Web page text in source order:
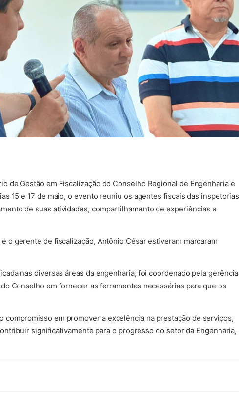
de Gestão em Fiscalização do Conselho Regional de Engenharia e
15 e 17 de maio, o evento reuniu os agentes fiscais das inspetorias
de suas atividades, compartilhamento de experiências e
o gerente de fiscalização, Antônio César estiveram marcaram
nas diversas áreas da engenharia, foi coordenado pela gerência
Conselho em fornecer as ferramentas necessárias para que os
compromisso em promover a excelência na prestação de serviços,
significativamente para o progresso do setor da Engenharia,